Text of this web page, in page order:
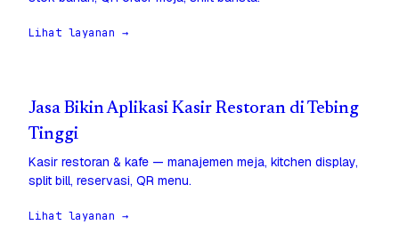
Lihat layanan →
Jasa Bikin Aplikasi Kasir Restoran di Tebing
Tinggi
Kasir restoran & kafe — manajemen meja, kitchen display,
split bill, reservasi, QR menu.
Lihat layanan →